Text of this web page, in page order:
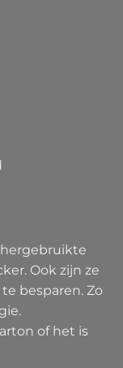
Ook zijn ze
besparen. Zo
of het is